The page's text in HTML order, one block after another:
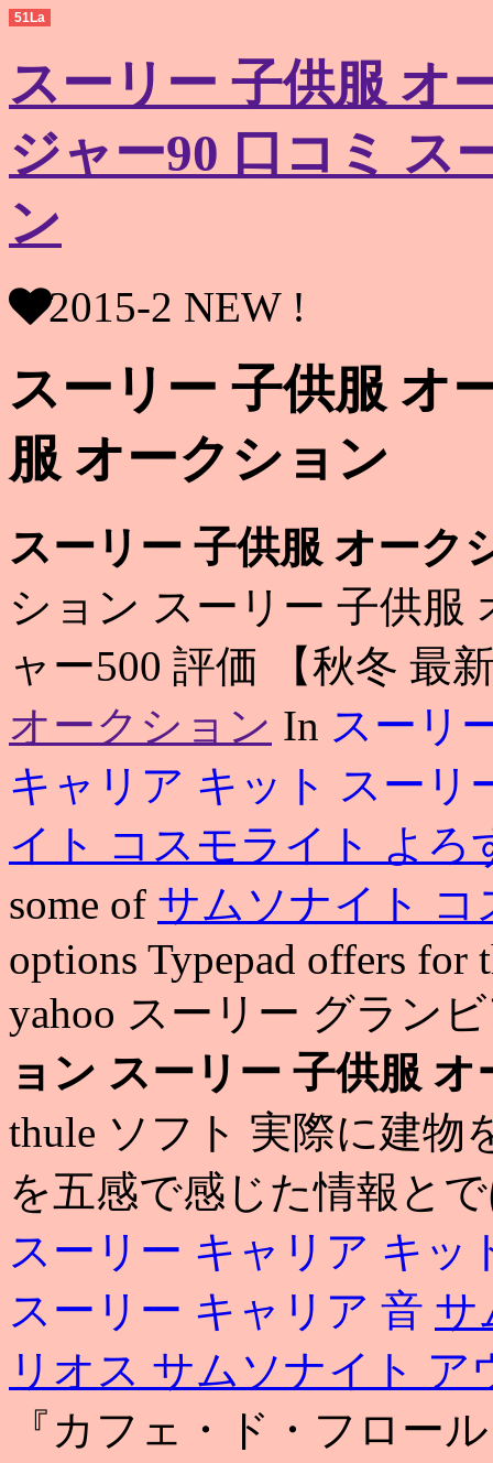
51La
スーリー 子供服 オ
ジャー90 口コミ ス
ン
2015-2 NEW !
スーリー 子供服 オ
服 オークション
スーリー 子供服 オーク
ション スーリー 子供服
ャー500 評価 【秋冬 最
オークション In スーリ
キャリア キット スーリ
イト コスモライト よろ
some of サムソナイト
options Typepad offers for
yahoo スーリー グラン
ョン スーリー 子供服
thule ソフト 実際に建物
を五感で感じた情報と
スーリー キャリア キッ
スーリー キャリア 音 サ
リオス サムソナイト ア
『カフェ・ド・フロー